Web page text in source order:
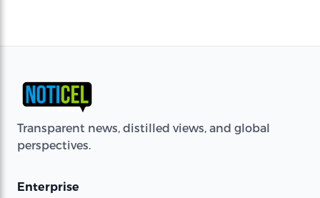
Transparent news, distilled views, and global
perspectives.
Enterprise